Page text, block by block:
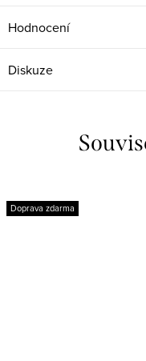
Hodnocení
Diskuze
Doprava zdarma